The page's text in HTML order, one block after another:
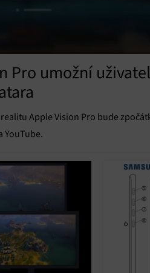
Pro umožní
Apple Vision Pro bude
YouTube.